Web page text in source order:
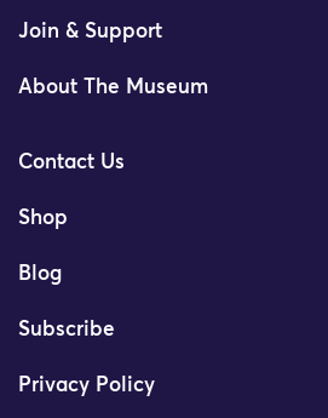
Join & Support
About The Museum
Contact Us
Shop
Blog
Subscribe
Privacy Policy